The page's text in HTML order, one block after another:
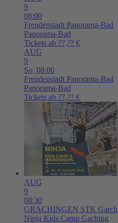
9
08:00
Freudenstadt Panorama-Bad
Panorama-Bad
Tickets ab ??,?? €
AUG
9
So, 08:00
Freudenstadt Panorama-Bad
Panorama-Bad
Tickets ab ??,?? €
AUG
9
08:30
GRACHINGEN STK
Ninja Kids Camp Gaching